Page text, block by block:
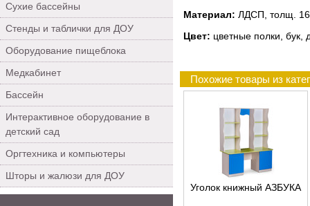
Сухие бассейны
Стенды и таблички для ДОУ
Оборудование пищеблока
Медкабинет
Бассейн
Интерактивное оборудование в
детский сад
Оргтехника и компьютеры
Шторы и жалюзи для ДОУ
Материал: ЛДСП, толщ.
Цвет: цветные полки, бук,
Похожие товары из
Уголок книжный АЗБУКА